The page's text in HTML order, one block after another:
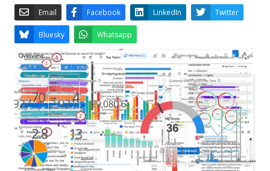
Email Facebook LinkedIn
Bluesky Whatsapp